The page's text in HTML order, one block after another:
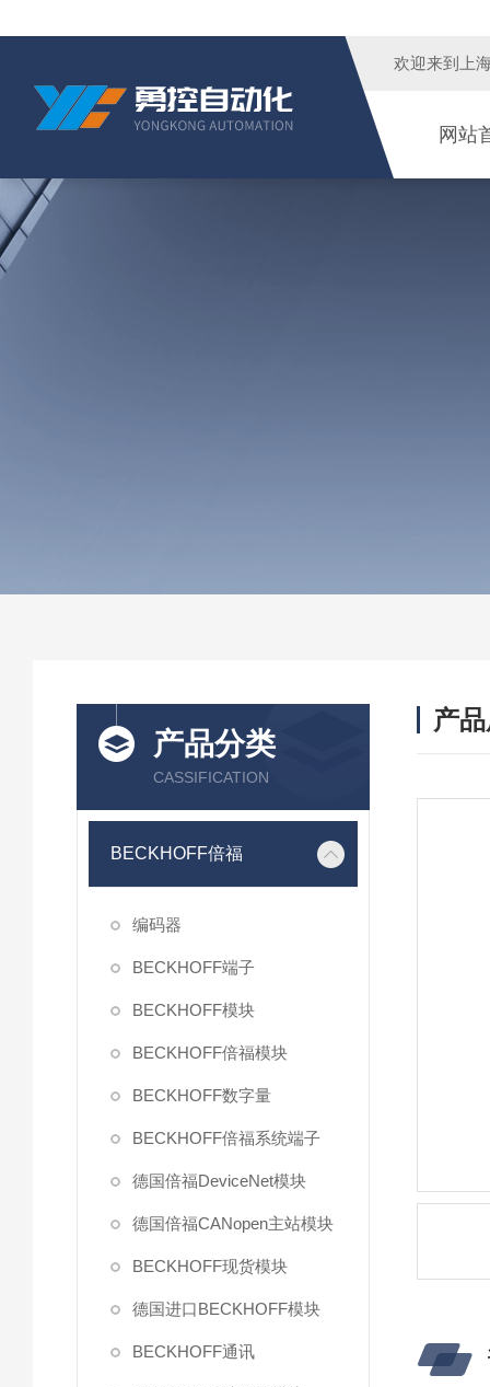
欢迎来到 上
网站
产品分类
CASSIFICATION
BECKHOFF倍福
编码器
BECKHOFF端子
BECKHOFF模块
BECKHOFF倍福模块
BECKHOFF数字量
BECKHOFF倍福系统端子
德国倍福DeviceNet模块
德国倍福CANopen主站模块
BECKHOFF现货模块
德国进口BECKHOFF模块
BECKHOFF通讯
产